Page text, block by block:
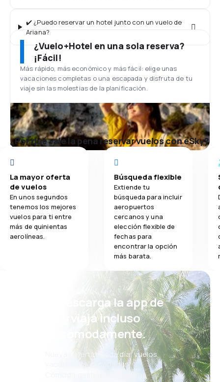
✔️ ¿Puedo reservar un hotel junto con un vuelo de
Ariana?
¿Vuelo+Hotel en una sola reserva?
¡Fácil!
Más rápido, más económico y más fácil: elige unas
vacaciones completas o una escapada y disfruta de tu
viaje sin las molestias de la planificación.
¿Por qué vale la pena reservar vuelos con eSky?
La mayor oferta
de vuelos
En unos segundos
tenemos los mejores
vuelos para ti entre
más de quinientas
aerolíneas.
Búsqueda flexible
Extiende tu
búsqueda para incluir
aeropuertos
cercanos y una
elección flexible de
fechas para
encontrar la opción
más barata.
¡Eh! Descarga la app de
eSky y viaja incluso
más cómodamente.
Nuevas ofertas cada día: vuelos,
vacaciones, escapadas
Cómoda gestión de reservas